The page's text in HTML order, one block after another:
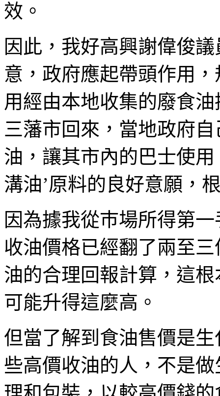
效。
因此，我好高興謝偉俊
意，政府應起帶頭作用
用經由本地收集的廢食
三藩市回來，當地政府
油，讓其市內的巴士使
溝油’原料的良好意願，
因為據我從巿場所得第
收油價格已經翻了兩至
油的合理回報計算，這
可能升得這麼高。
但當了解到食油售價是
些高價收油的人，不是